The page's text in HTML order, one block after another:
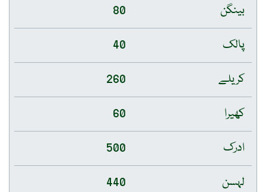
بینگن
80
پالک
40
کریلے
260
کھیرا
60
ادرک
500
لہسن
440